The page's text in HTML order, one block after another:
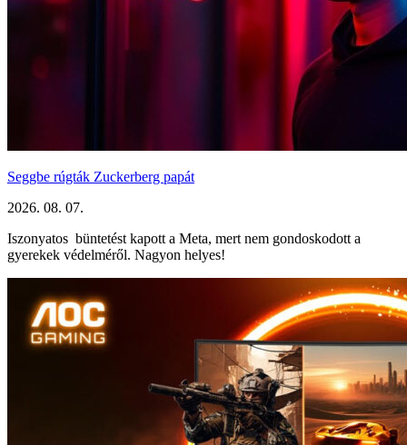
Seggbe rúgták Zuckerberg papát
2026. 08. 07.
Iszonyatos büntetést kapott a Meta, mert nem gondoskodott a
gyerekek védelméről. Nagyon helyes!